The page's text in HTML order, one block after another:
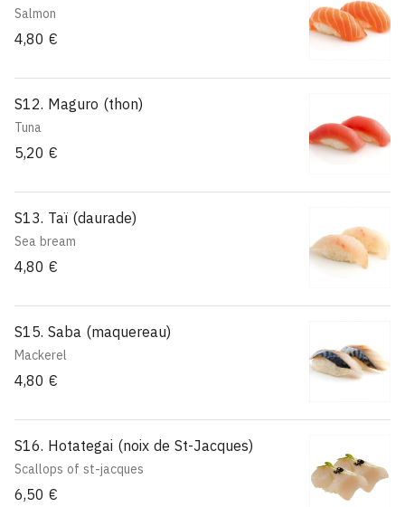
Salmon
4,80 €
S12. Maguro (thon)
Tuna
5,20 €
S13. Taï (daurade)
Sea bream
4,80 €
S15. Saba (maquereau)
Mackerel
4,80 €
S16. Hotategai (noix de St-Jacques)
Scallops of st-jacques
6,50 €